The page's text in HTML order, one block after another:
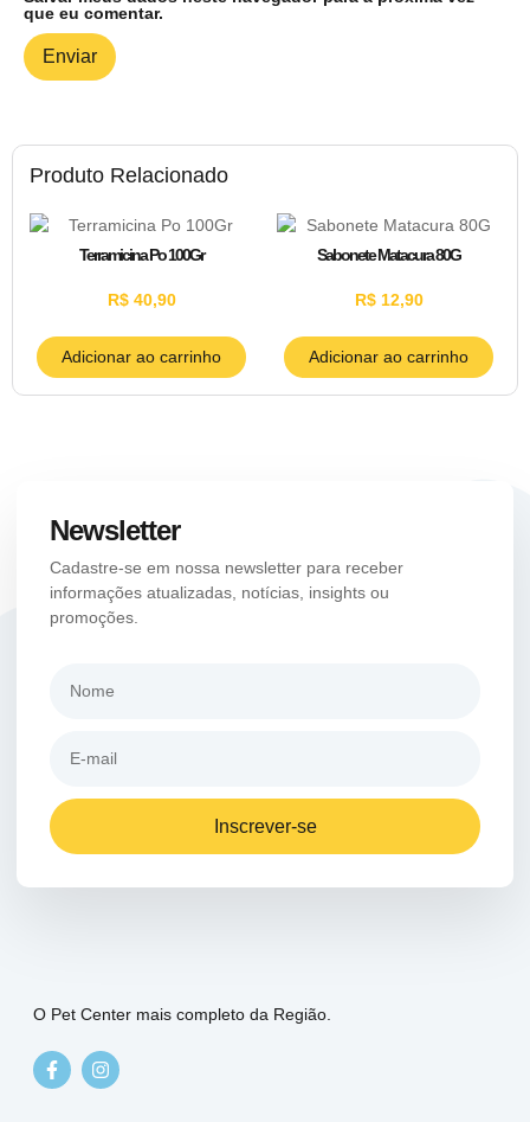
Produto Relacionado
Terramicina Po 100Gr
R$40,90
Adicionar ao carrinho
Sabonete Matacura 80G
R$12,90
Adicionar ao carrinho
que eu comentar.
Newsletter
Cadastre-se em nossa newsletter para receber
informações atualizadas, notícias, insights ou
promoções.
Inscrever-se
O Pet Center mais completo da Região.